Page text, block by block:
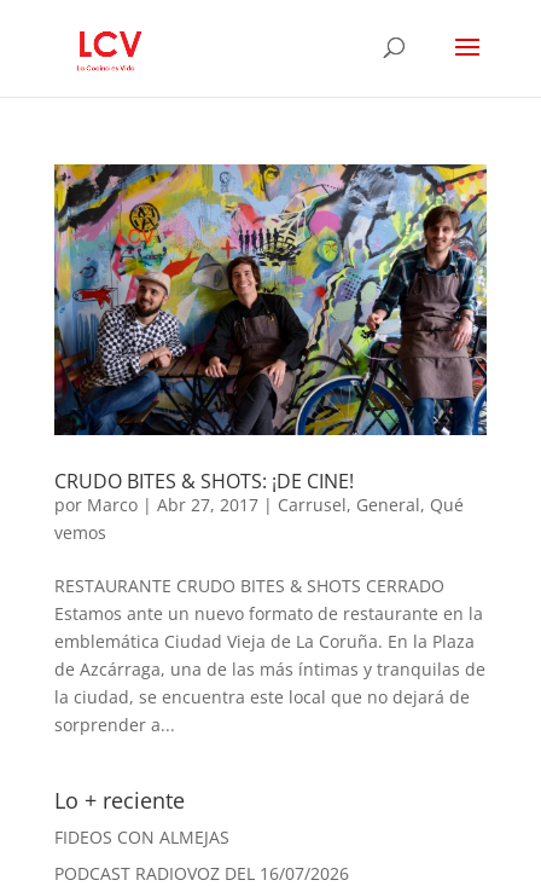
CRUDO BITES & SHOTS: ¡DE CINE!
por Marco| Abr 27, 2017| Carrusel, General, Qué
vemos
RESTAURANTE CRUDO BITES & SHOTS CERRADO
Estamos ante un nuevo formato de restaurante en la
emblemática Ciudad Vieja de La Coruña. En la Plaza
de Azcárraga, una de las más íntimas y tranquilas de
la ciudad, se encuentra este local que no dejará de
sorprender a...
Lo + reciente
FIDEOS CON ALMEJAS
PODCAST RADIOVOZ DEL 16/07/2026